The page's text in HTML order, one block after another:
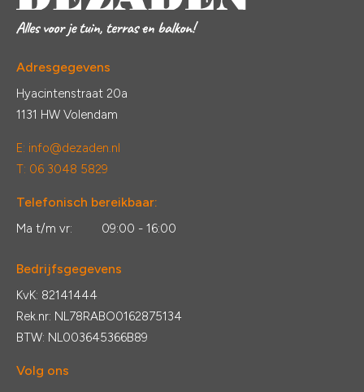
Adresgegevens
Hyacintenstraat 20a
1131 HW Volendam
E: info@dezaden.nl
T: 06 3048 5829
Telefonisch bereikbaar:
Ma t/m vr: 09:00 - 16:00
Bedrijfsgegevens
KvK: 82141444
Rek.nr: NL78RABO0162875134
BTW: NL003645366B89
Volg ons